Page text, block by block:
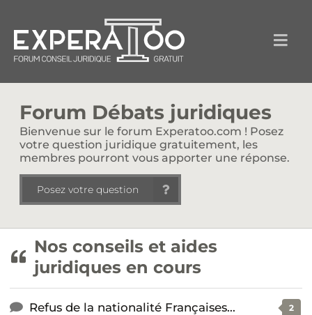
Forum Débats juridiques
Bienvenue sur le forum Experatoo.com ! Posez
votre question juridique gratuitement, les
membres pourront vous apporter une réponse.
Posez votre question
Nos conseils et aides
juridiques en cours
Refus de la nationalité Françaises... 2